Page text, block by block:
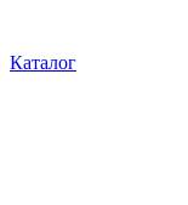
Каталог